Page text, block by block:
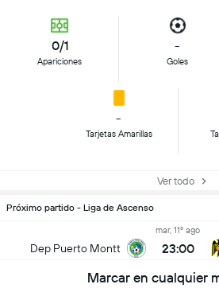
0/1
Apariciones
-
Goles
-
Tarjetas Amarillas
Ver todo
Próximo partido - Liga de Ascenso
Dep Puerto Montt
mar, 11º ago
23:00
Marcar en cualquier